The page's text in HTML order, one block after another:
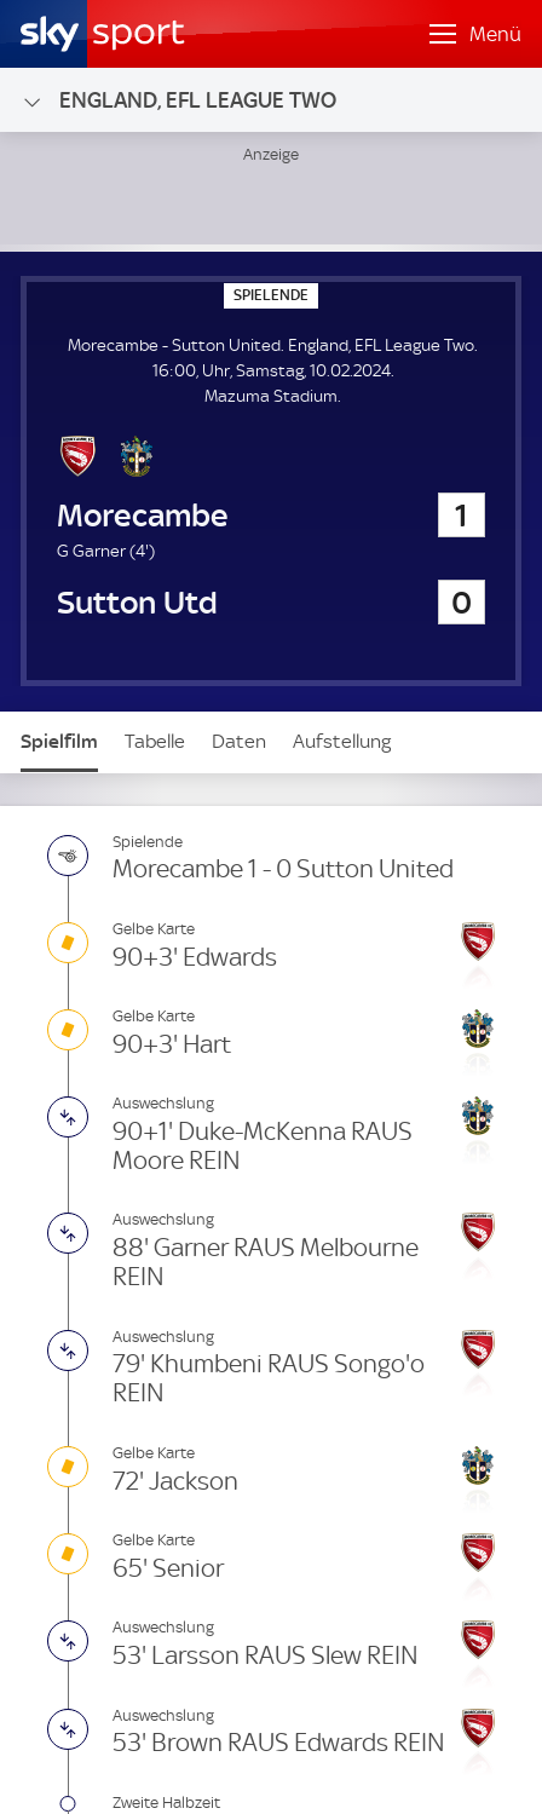
Menü
ENGLAND, EFL LEAGUE TWO
SPIELENDE
P
E
L
E
N
Morecambe - Sutton United. England, EFL League Two.
16:00, Uhr, Samstag, 10.02.2024.
Mazuma Stadium.
Morecambe 1
G Garner (4'4
m
)
Sutton United 0
Spielfilm Tabelle Daten Aufstellung
Spielende
Morecambe 1 - 0 Sutton United
Gelbe Karte
90+3' Edwards
Gelbe Karte
90+3' Hart
Auswechslung
90+1' Duke-McKenna RAUS
Moore REIN
Auswechslung
88' Garner RAUS Melbourne
REIN
Auswechslung
79' Khumbeni RAUS Songo'o
REIN
Gelbe Karte
72' Jackson
Gelbe Karte
65' Senior
Auswechslung
53' Larsson RAUS Slew REIN
Auswechslung
53' Brown RAUS Edwards REIN
Zweite Halbzeit